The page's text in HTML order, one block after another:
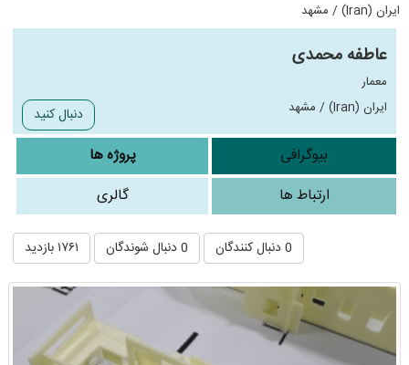
ایران (Iran) / مشهد
عاطفه محمدی
معمار
ایران (Iran) / مشهد
دنبال کنید
بیوگرافی
پروژه ها
ارتباط ها
گالری
0 دنبال کنندگان 0 دنبال شوندگان ۱۷۶۱ بازدید